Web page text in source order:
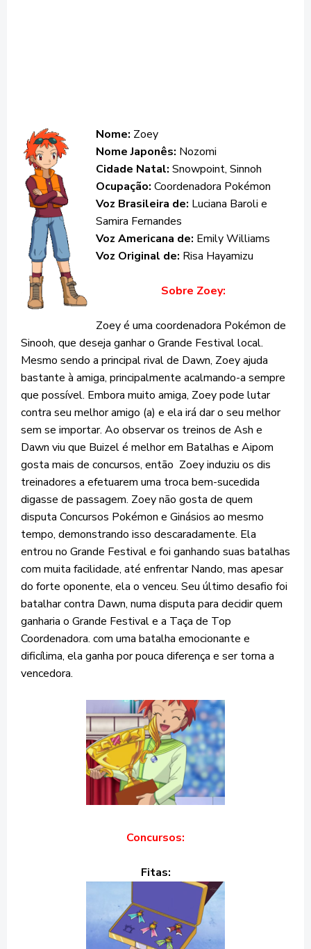
Nome: Zoey
Nome Japonês: Nozomi
Cidade Natal: Snowpoint, Sinnoh
Ocupação: Coordenadora Pokémon
Voz Brasileira de: Luciana Baroli e
Samira Fernandes
Voz Americana de: Emily Williams
Voz Original de: Risa Hayamizu
Sobre Zoey:
Zoey é uma coordenadora Pokémon de
Sinooh, que deseja ganhar o Grande Festival local.
Mesmo sendo a principal rival de Dawn, Zoey ajuda
bastante à amiga, principalmente acalmando-a sempre
que possível. Embora muito amiga, Zoey pode lutar
contra seu melhor amigo (a) e ela irá dar o seu melhor
sem se importar. Ao observar os treinos de Ash e
Dawn viu que Buizel é melhor em Batalhas e Aipom
gosta mais de concursos, então Zoey induziu os dis
treinadores a efetuarem uma troca bem-sucedida
digasse de passagem. Zoey não gosta de quem
disputa Concursos Pokémon e Ginásios ao mesmo
tempo, demonstrando isso descaradamente. Ela
entrou no Grande Festival e foi ganhando suas batalhas
com muita facilidade, até enfrentar Nando, mas apesar
do forte oponente, ela o venceu. Seu último desafio foi
batalhar contra Dawn, numa disputa para decidir quem
ganharia o Grande Festival e a Taça de Top
Coordenadora. com uma batalha emocionante e
dificílima, ela ganha por pouca diferença e ser torna a
vencedora.
Concursos:
Fitas: